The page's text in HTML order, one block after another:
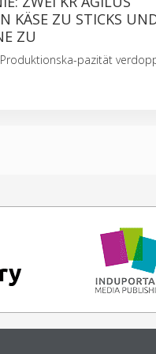
KÄSE ZU STICKS
ZU
pazität